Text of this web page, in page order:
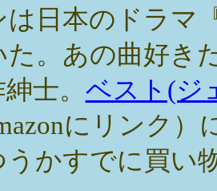
は日本のドラマ
た。あの曲好き
士。 ベスト(ジ
にリンク
うかすでに買い